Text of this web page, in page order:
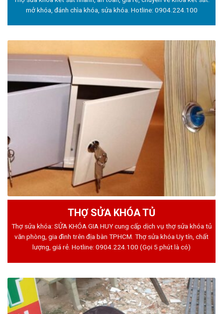
mở khóa, đánh chìa khóa, sửa khóa. Hotline: 0904.224.100
THỢ SỬA KHÓA TỦ
Thợ sửa khóa: SỬA KHÓA GIA HUY cung cấp dịch vụ thợ sửa khóa tủ
văn phòng, gia đình trên địa bàn TPHCM. Thợ sửa khóa Uy tín, chất
lượng, giá rẻ. Hotline: 0904.224.100 (Gọi 5 phút là có)